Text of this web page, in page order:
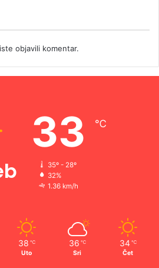
objavili komentar.
33 ℃
35º - 28º
32%
1.36 km/h
38 ℃
Uto
36 ℃
Sri
34 ℃
Čet